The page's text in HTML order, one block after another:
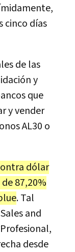
cinco días
de las
y
que
y vender
AL30 o
dólar
87,20%
. Tal
and
desde